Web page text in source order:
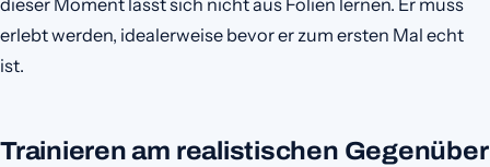
dieser Moment lässt sich nicht aus Folien lernen. Er muss
erlebt werden, idealerweise bevor er zum ersten Mal echt
ist.
Trainieren am realistischen Gegenüber